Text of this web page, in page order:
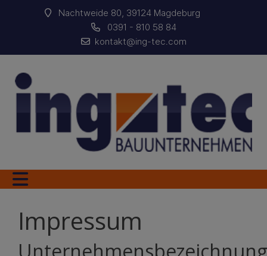
Nachtweide 80, 39124 Magdeburg
0391 - 810 58 84
kontakt@ing-tec.com
Impressum